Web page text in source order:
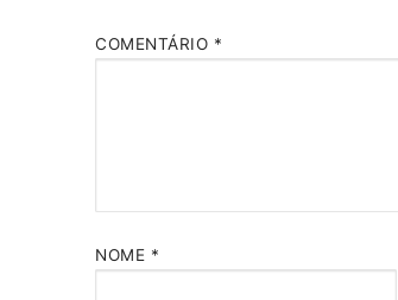
COMENTÁRIO *
NOME *